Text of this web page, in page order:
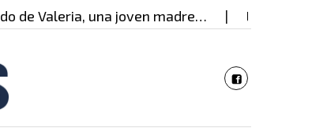
Valeria, una joven madre… La mujer